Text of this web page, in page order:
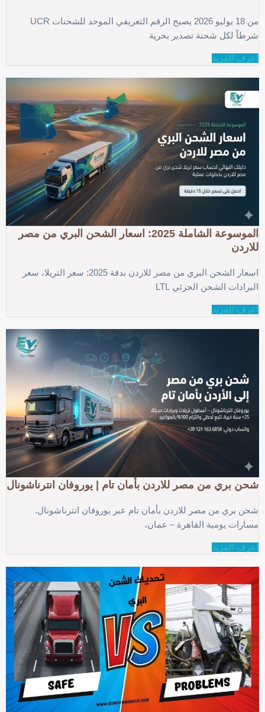
من 18 يوليو 2026 يصبح الرقم التعريفي الموحد للشحنات UCR
شرطاً لكل شحنة تصدير بحرية
اعرف المزيد
الموسوعة الشاملة 2025: اسعار الشحن البري من مصر
للاردن
اسعار الشحن البري من مصر للاردن بدقة 2025: سعر التريلا، سعر
البرادات الشحن الجزئي LTL
اعرف المزيد
شحن بري من مصر للاردن بأمان تام | يوروفان انترناشونال
شحن بري من مصر للاردن بأمان تام عبر يوروفان انترناشونال.
مسارات يومية القاهرة – عمان،
اعرف المزيد